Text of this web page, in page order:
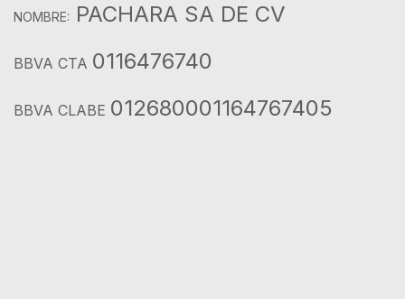
NOMBRE: PACHARA SA DE CV
BBVA CTA 0116476740
BBVA CLABE 012680001164767405